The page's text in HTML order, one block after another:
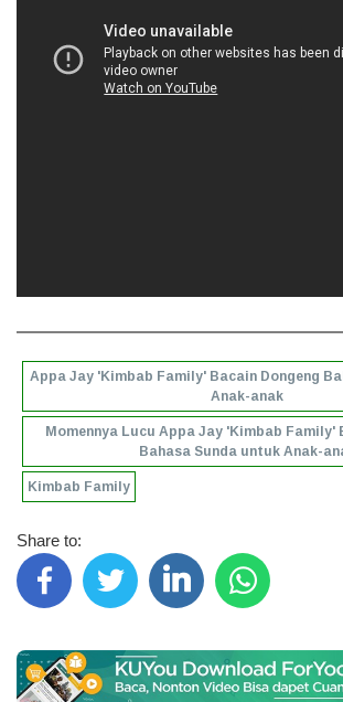
Appa Jay 'Kimbab Family' Bacain Dongeng
Anak-anak
Momennya Lucu Appa Jay 'Kimbab Family'
Bahasa Sunda untuk Anak-
Kimbab Family
Share to: